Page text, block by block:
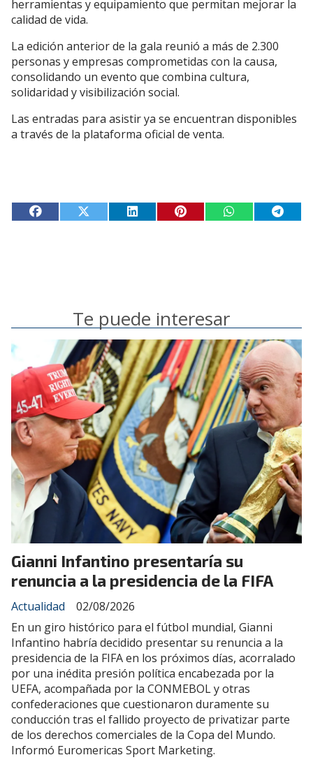
herramientas y equipamiento que permitan mejorar la
calidad de vida.
La edición anterior de la gala reunió a más de 2.300
personas y empresas comprometidas con la causa,
consolidando un evento que combina cultura,
solidaridad y visibilización social.
Las entradas para asistir ya se encuentran disponibles
a través de la plataforma oficial de venta.
Te puede interesar
Gianni Infantino presentaría su
renuncia a la presidencia de la FIFA
Actualidad
02/08/2026
En un giro histórico para el fútbol mundial, Gianni
Infantino habría decidido presentar su renuncia a la
presidencia de la FIFA en los próximos días, acorralado
por una inédita presión política encabezada por la
UEFA, acompañada por la CONMEBOL y otras
confederaciones que cuestionaron duramente su
conducción tras el fallido proyecto de privatizar parte
de los derechos comerciales de la Copa del Mundo.
Informó Euromericas Sport Marketing.